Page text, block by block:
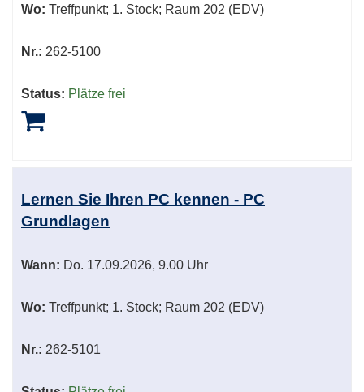
Wo: Treffpunkt; 1. Stock; Raum 202 (EDV)
Nr.: 262-5100
Status: Plätze frei
Lernen Sie Ihren PC kennen - PC
Grundlagen
Wann: Do. 17.09.2026, 9.00 Uhr
Wo: Treffpunkt; 1. Stock; Raum 202 (EDV)
Nr.: 262-5101